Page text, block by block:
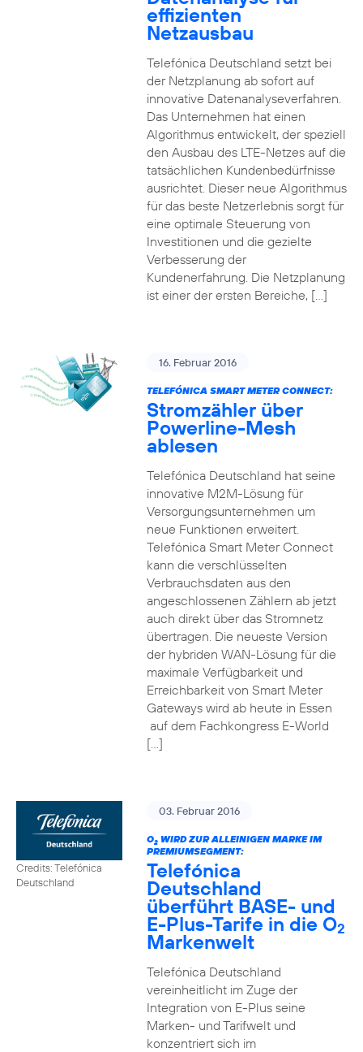
effizienten
Netzausbau
Telefónica Deutschland setzt bei
der Netzplanung ab sofort auf
innovative Datenanalyseverfahren.
Das Unternehmen hat einen
Algorithmus entwickelt, der speziell
den Ausbau des LTE-Netzes auf die
tatsächlichen Kundenbedürfnisse
ausrichtet. Dieser neue Algorithmus
für das beste Netzerlebnis sorgt für
eine optimale Steuerung von
Investitionen und die gezielte
Verbesserung der
Kundenerfahrung. Die Netzplanung
ist einer der ersten Bereiche, […]
16. Februar 2016
TELEFÓNICA SMART METER CONNECT:
Stromzähler über
Powerline-Mesh
ablesen
Telefónica Deutschland hat seine
innovative M2M-Lösung für
Versorgungsunternehmen um
neue Funktionen erweitert.
Telefónica Smart Meter Connect
kann die verschlüsselten
Verbrauchsdaten aus den
angeschlossenen Zählern ab jetzt
auch direkt über das Stromnetz
übertragen. Die neueste Version
der hybriden WAN-Lösung für die
maximale Verfügbarkeit und
Erreichbarkeit von Smart Meter
Gateways wird ab heute in Essen
auf dem Fachkongress E-World
[…]
Credits: Telefónica
Deutschland
03. Februar 2016
O2WIRD ZUR ALLEINIGEN MARKE IM
PREMIUMSEGMENT:
Telefónica
Deutschland
überführt BASE- und
E-Plus-Tarife in die O2
Markenwelt
Telefónica Deutschland
vereinheitlicht im Zuge der
Integration von E-Plus seine
Marken- und Tarifwelt und
konzentriert sich im